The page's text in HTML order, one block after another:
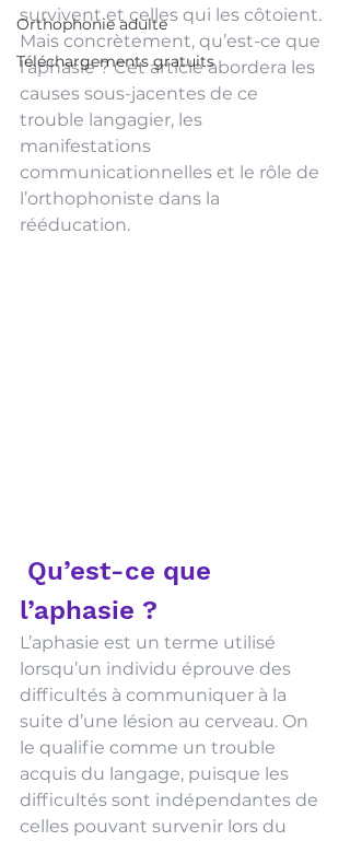
Orthophonie adulte
Téléchargements gratuits
survivent et celles qui les côtoient.
Mais concrètement, qu’est-ce que
l’aphasie ? Cet article abordera les
causes sous-jacentes de ce
trouble langagier, les
manifestations
communicationnelles et le rôle de
l’orthophoniste dans la
rééducation.
Qu’est-ce que
l’aphasie ?
L’aphasie est un terme utilisé
lorsqu’un individu éprouve des
difficultés à communiquer à la
suite d’une lésion au cerveau. On
le qualifie comme un trouble
acquis du langage, puisque les
difficultés sont indépendantes de
celles pouvant survenir lors du